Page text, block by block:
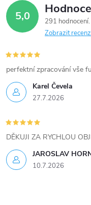
d
a
c
í
p
r
v
k
y
5,0
291 hodnocení
Zobrazit
Karel Čevela
27.7.2026
perfektní zpracování vše
JAROSLAV
10.7.2026
DĚKUJI ZA RYCHLOU